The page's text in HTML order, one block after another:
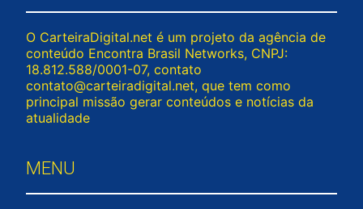
O CarteiraDigital.net é um projeto da agência de
conteúdo Encontra Brasil Networks, CNPJ:
18.812.588/0001-07, contato
contato@carteiradigital.net, que tem como
principal missão gerar conteúdos e notícias da
atualidade
MENU